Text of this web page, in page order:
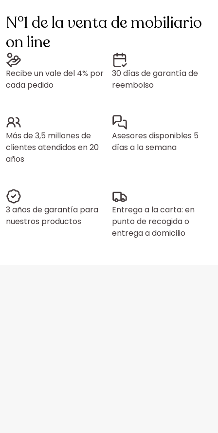
N°1 de la venta de mobiliario
on line
Recibe un vale del 4% por
cada pedido
30 días de garantía de
reembolso
Más de 3,5 millones de
clientes atendidos en 20
años
Asesores disponibles 5
días a la semana
3 años de garantía para
nuestros productos
Entrega a la carta: en
punto de recogida o
entrega a domicilio